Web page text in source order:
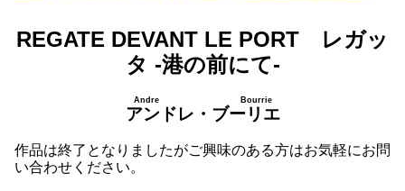
REGATE DEVANT LE PORT レガッ
タ -港の前にて-
アンドレ・ブーリエ
Andre Bourrie
作品は終了となりましたがご興味のある方はお気軽にお問
い合わせください。